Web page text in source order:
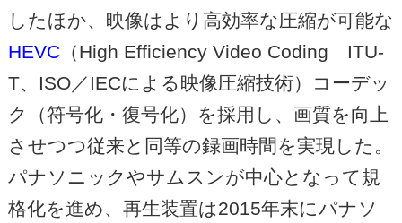
したほか、映像はより高効率な圧縮が可能な
HEVC（High Efficiency Video Coding ITU-
T、ISO／IECによる映像圧縮技術）コーデッ
ク（符号化・復号化）を採用し、画質を向上
させつつ従来と同等の録画時間を実現した。
パナソニックやサムスンが中心となって規
格化を進め、再生装置は2015年末にパナソ